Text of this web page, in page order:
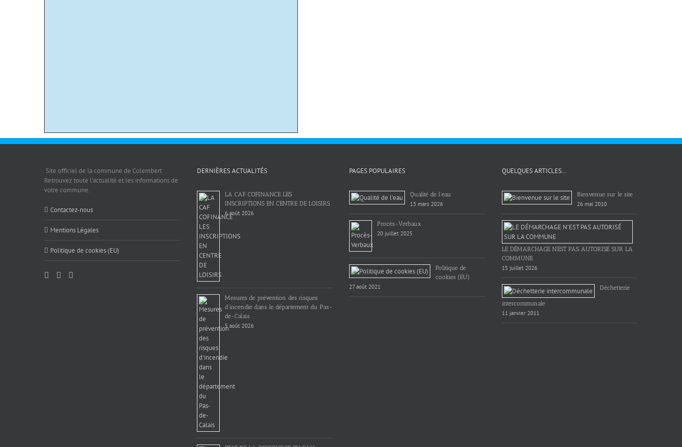
Site officiel de la commune de Colembert.
Retrouvez toute l'actualité et les informations de
votre commune.
Contactez-nous
Mentions Légales
Politique de cookies (EU)
DERNIÈRES ACTUALITÉS
LA CAF COFINANCE LES
INSCRIPTIONS EN CENTRE DE LOISIRS
6 août 2026
Mesures de prévention des risques
d’incendie dans le département du Pas-
de-Calais
5 août 2026
PAGES POPULAIRES
Qualité de l’eau
13 mars 2026
Procès-Verbaux
20 juillet 2025
Politique de
cookies (EU)
27 août 2021
QUELQUES ARTICLES…
Bienvenue sur le site
26 mai 2010
LE DÉMARCHAGE N’EST PAS AUTORISÉ SUR LA
COMMUNE
15 juillet 2026
Déchetterie
intercommunale
11 janvier 2011